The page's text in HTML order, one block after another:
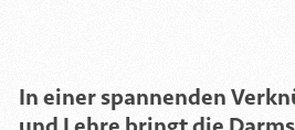
In einer spannenden